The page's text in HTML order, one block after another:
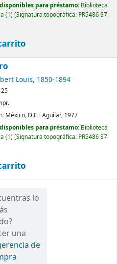
para préstamo: Biblioteca
(1) Signatura topográfica: PR5486 S7
Louis, 1850-1894
México, D.F. :Aguilar, 1977
para préstamo: Biblioteca
(1) Signatura topográfica: PR5486 S7
lo
una
de